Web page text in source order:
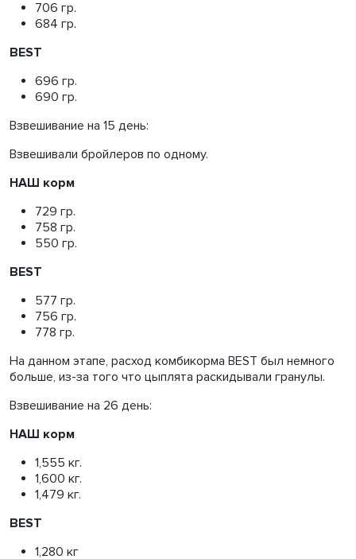
706 гр.
684 гр.
BEST
696 гр.
690 гр.
Взвешивание на 15 день:
Взвешивали бройлеров по одному.
НАШ корм
729 гр.
758 гр.
550 гр.
BEST
577 гр.
756 гр.
778 гр.
На данном этапе, расход комбикорма BEST был немного
больше, из-за того что цыплята раскидывали гранулы.
Взвешивание на 26 день:
НАШ корм
1,555 кг.
1,600 кг.
1,479 кг.
BEST
1,280 кг